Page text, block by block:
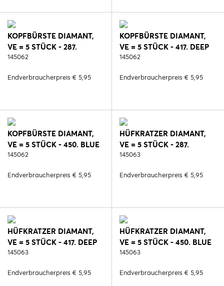
KOPFBÜRSTE DIAMANT,
VE = 5 STÜCK - 287.
SCHWARZ/ROSE
145062
Endverbraucherpreis € 5,95
KOPFBÜRSTE DIAMANT,
VE = 5 STÜCK - 417. DEEP
RUBY
145062
Endverbraucherpreis € 5,95
KOPFBÜRSTE DIAMANT,
VE = 5 STÜCK - 450. BLUE
REEF
145062
Endverbraucherpreis € 5,95
HÜFKRATZER DIAMANT,
VE = 5 STÜCK - 287.
SCHWARZ/ROSE
145063
Endverbraucherpreis € 5,95
HÜFKRATZER DIAMANT,
VE = 5 STÜCK - 417. DEEP
RUBY
145063
Endverbraucherpreis € 5,95
HÜFKRATZER DIAMANT,
VE = 5 STÜCK - 450. BLUE
REEF
145063
Endverbraucherpreis € 5,95